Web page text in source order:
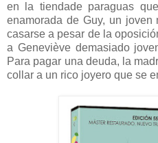
en la tiendade paraguas
enamorada de Guy, un
casarse a pesar de la
a Geneviève demasiado
Para pagar una deuda, la
collar a un rico joyero que se